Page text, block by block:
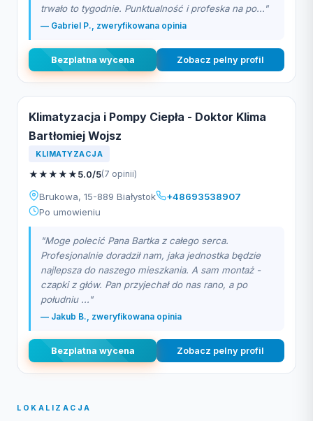
trwało to tygodnie. Punktualność i profeska na po..."
— Gabriel P., zweryfikowana opinia
Bezplatna wycena Zobacz pelny profil
Klimatyzacja i Pompy Ciepła - Doktor Klima
Bartłomiej Wojsz
KLIMATYZACJA
★★★★★5.0/5(7 opinii)
Brukowa, 15-889 Białystok
+48693538907
Po umowieniu
"Moge polecić Pana Bartka z całego serca.
Profesjonalnie doradził nam, jaka jednostka będzie
najlepsza do naszego mieszkania. A sam montaż -
czapki z głów. Pan przyjechał do nas rano, a po
południu ..."
— Jakub B., zweryfikowana opinia
Bezplatna wycena Zobacz pelny profil
LOKALIZACJA